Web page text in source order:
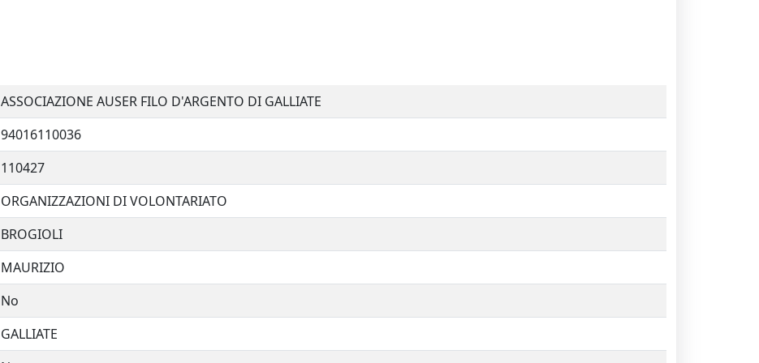
ASSOCIAZIONE AUSER FILO D'ARGENTO DI GALLIATE
94016110036
110427
ORGANIZZAZIONI DI VOLONTARIATO
BROGIOLI
MAURIZIO
No
GALLIATE